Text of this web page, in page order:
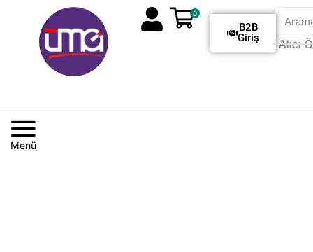
Tüm Siparişlerde Kargo Alıcı
0
B2B
Giriş
Menü